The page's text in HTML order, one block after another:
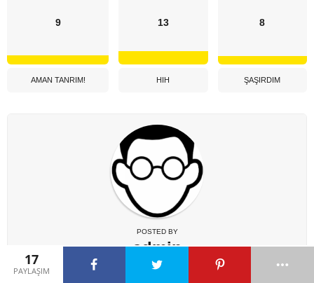
9
AMAN TANRIM!
13
HIH
8
ŞAŞIRDIM
POSTED BY
admin
17
PAYLAŞIM